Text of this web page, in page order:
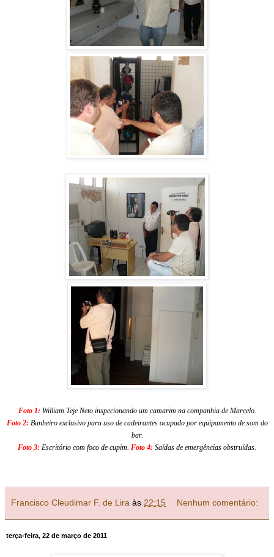
Foto 1: William Teje Neto inspecionando um camarim na companhia de Marcelo.
Foto 2: Banheiro exclusivo para uso de cadeirantes ocupado por equipamento de som do
bar.
Foto 3: Escritório com foco de cupim. Foto 4: Saídas de emergências obstruídas.
Francisco Cleudimar F. de Lira às 22:15 Nenhum comentário:
terça-feira, 22 de março de 2011